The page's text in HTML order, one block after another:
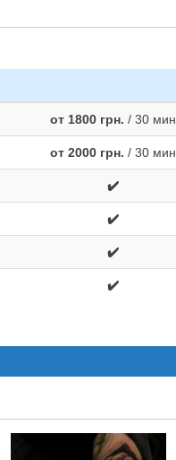
от 1800 грн. / 30 мин
от 2000 грн. / 30 мин
✔️
✔️
✔️
✔️